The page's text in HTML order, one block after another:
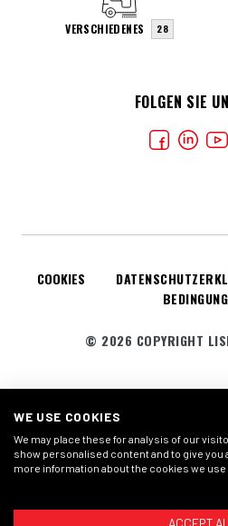
FOLGEN SIE
VERSCHIEDENES 28
COOKIES
© 2026 COPYRIGHT
WE USE COOKIES
We may place these for analysis of our
show personalised content and to give
more information about the cookies we use
ACCEPT